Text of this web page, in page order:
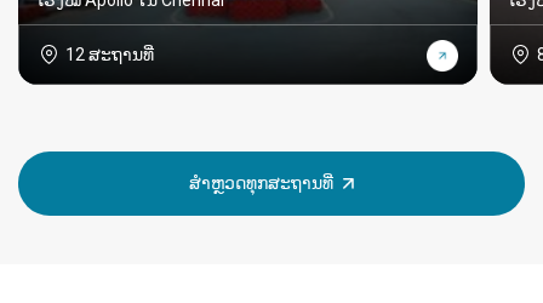
12 ສະຖານທີ່
ສຳຫຼວດທຸກສະຖານທີ່